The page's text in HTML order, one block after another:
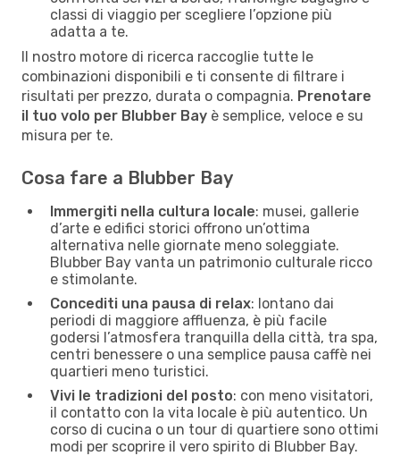
classi di viaggio per scegliere l’opzione più
adatta a te.
Il nostro motore di ricerca raccoglie tutte le
combinazioni disponibili e ti consente di filtrare i
risultati per prezzo, durata o compagnia. Prenotare
il tuo volo per Blubber Bay è semplice, veloce e su
misura per te.
Cosa fare a Blubber Bay
Immergiti nella cultura locale: musei, gallerie
d’arte e edifici storici offrono un’ottima
alternativa nelle giornate meno soleggiate.
Blubber Bay vanta un patrimonio culturale ricco
e stimolante.
Concediti una pausa di relax: lontano dai
periodi di maggiore affluenza, è più facile
godersi l’atmosfera tranquilla della città, tra spa,
centri benessere o una semplice pausa caffè nei
quartieri meno turistici.
Vivi le tradizioni del posto: con meno visitatori,
il contatto con la vita locale è più autentico. Un
corso di cucina o un tour di quartiere sono ottimi
modi per scoprire il vero spirito di Blubber Bay.